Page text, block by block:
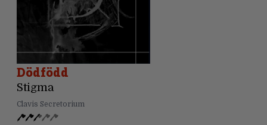
Dödfödd
Stigma
Clavis Secretorium